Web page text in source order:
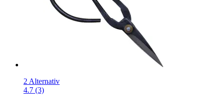
2 Alternativ
4.7 (3)